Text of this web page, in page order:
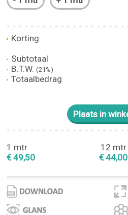
Korting
Subtotaal
B.T.W.(21%)
Totaalbedrag
1 mtr
€ 49,50
12 mtr
€ 44,00